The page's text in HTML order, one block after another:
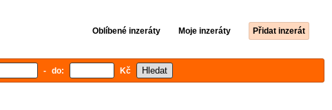
Oblíbené inzeráty Moje inzeráty Přidat inzerát
- do: Kč